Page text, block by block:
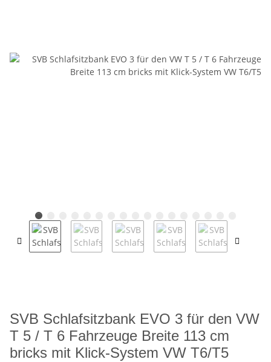
SVB Schlafsitzbank EVO 3 für den VW
T 5 / T 6 Fahrzeuge Breite 113 cm
bricks mit Klick-System VW T6/T5